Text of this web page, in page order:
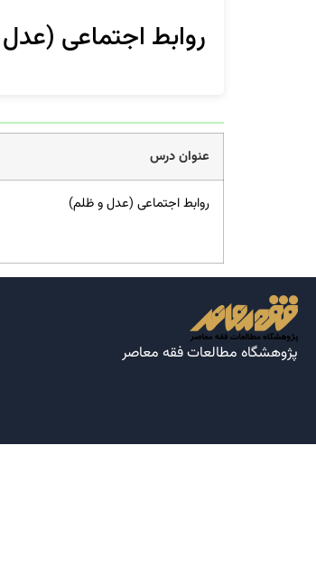
روابط اجتماعی
عنوان درس
روابط اجتماعی (عدل و ظلم)
پژوهشگاه مطالعات فقه معاصر